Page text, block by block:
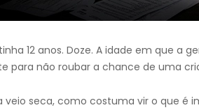
12 anos. Doze. A idade em que a
para não roubar a chance de uma
veio seca, como costuma vir o que é